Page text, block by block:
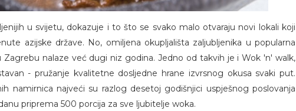
u svijetu, dokazuje i to što se svako malo otvaraju novi lokali koji
azijske države. No, omiljena okupljališta zaljubljenika u popularna
Zagrebu nalaze već dugi niz godina. Jedno od takvih je i Wok 'n' walk,
- pružanje kvalitetne dosljedne hrane izvrsnog okusa svaki put.
namirnica najveći su razlog desetoj godišnjici uspješnog poslovanja
priprema 500 porcija za sve ljubitelje woka.